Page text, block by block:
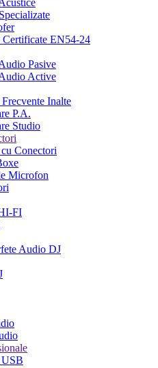
Certificate EN54-24
Pasive
Active
Inalte
P.A.
Studio
Conectori
Microfon
FI
Audio DJ